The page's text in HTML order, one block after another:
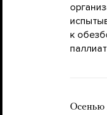
к
Осенью